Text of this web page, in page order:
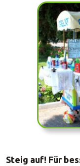
Steig auf! Für